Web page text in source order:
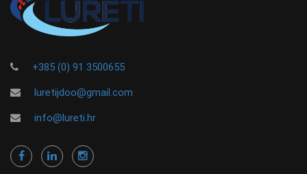
+385 (0) 91 3500655
luretijdoo@gmail.com
info@lureti.hr